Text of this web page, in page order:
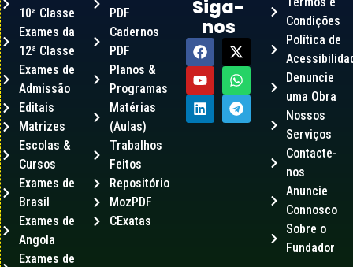
Siga-
nos
Condições
Política de
Denuncie
uma Obra
Nossos
Serviços
Contacte-
nos
Anuncie
Connosco
Sobre o
Fundador
10ª Classe
Exames da
12ª Classe
Exames de
Admissão
Editais
Matrizes
Escolas &
Cursos
Exames de
Brasil
Exames de
Angola
Exames de
PDF
Cadernos
PDF
Planos &
Programas
Matérias
(Aulas)
Trabalhos
Feitos
Repositório
MozPDF
CExatas